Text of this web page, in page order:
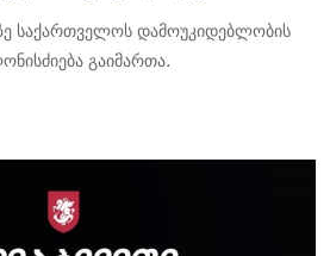
საქართველოს დამოუკიდებლობის
გაიმართა.